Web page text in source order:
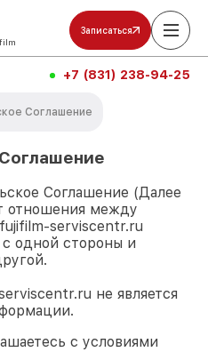
Записаться
+7 (831) 238-94-25
Соглашение
Соглашение (Далее
отношения между
serviscentr.ru
одной стороны и
не является
с условиями